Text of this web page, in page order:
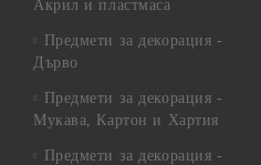
Акрил и пластмаса
Предмети за декорация -
Дърво
Предмети за декорация -
Мукава, Картон и Хартия
Предмети за декорация -